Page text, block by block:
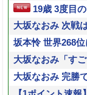
19歳 3度目
大坂なおみ 次戦
坂本怜 世界268
大坂なおみ「す
大坂なおみ 完勝